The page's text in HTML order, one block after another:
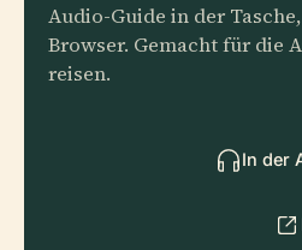
Audio-Guide in der
Browser. Gemacht für die
reisen.
In der